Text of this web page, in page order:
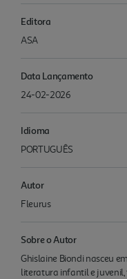
Editora
ASA
Data Lançamento
24-02-2026
Idioma
PORTUGUÊS
Autor
Fleurus
Sobre o Autor
Ghislaine Biondi nasceu
literatura infantil e